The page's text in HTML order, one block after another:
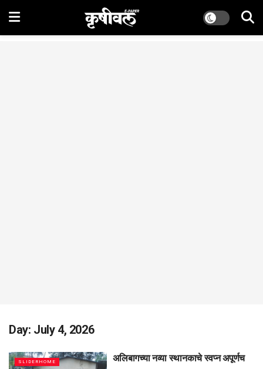
Day: July 4, 2026
SLIDERHOME अलिबागच्या नव्या स्थानकाचे स्वप्न अपूर्णच